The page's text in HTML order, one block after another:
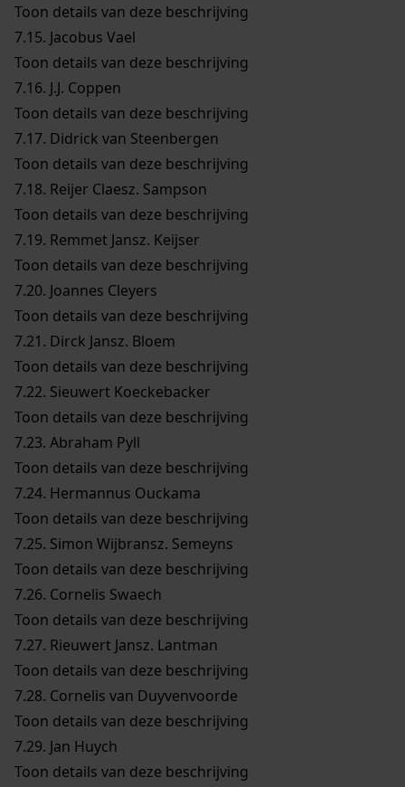
Toon details van deze beschrijving
7.15. Jacobus Vael
Toon details van deze beschrijving
7.16. J.J. Coppen
Toon details van deze beschrijving
7.17. Didrick van Steenbergen
Toon details van deze beschrijving
7.18. Reijer Claesz. Sampson
Toon details van deze beschrijving
7.19. Remmet Jansz. Keijser
Toon details van deze beschrijving
7.20. Joannes Cleyers
Toon details van deze beschrijving
7.21. Dirck Jansz. Bloem
Toon details van deze beschrijving
7.22. Sieuwert Koeckebacker
Toon details van deze beschrijving
7.23. Abraham Pyll
Toon details van deze beschrijving
7.24. Hermannus Ouckama
Toon details van deze beschrijving
7.25. Simon Wijbransz. Semeyns
Toon details van deze beschrijving
7.26. Cornelis Swaech
Toon details van deze beschrijving
7.27. Rieuwert Jansz. Lantman
Toon details van deze beschrijving
7.28. Cornelis van Duyvenvoorde
Toon details van deze beschrijving
7.29. Jan Huych
Toon details van deze beschrijving